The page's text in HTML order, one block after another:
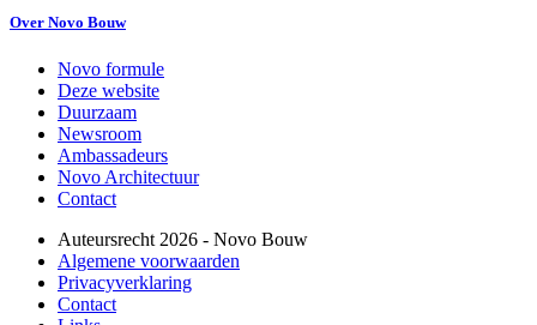
Over Novo Bouw
Novo formule
Deze website
Duurzaam
Newsroom
Ambassadeurs
Novo Architectuur
Contact
Auteursrecht 2026 - Novo Bouw
Algemene voorwaarden
Privacyverklaring
Contact